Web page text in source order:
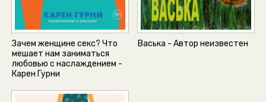
Зачем женщине секс? Что
мешает нам заниматься
любовью с наслаждением -
Карен Гурни
Васька - Автор неизвестен